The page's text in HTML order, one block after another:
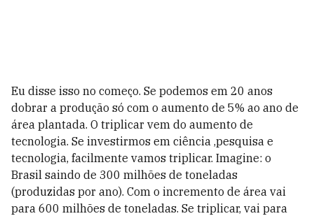
Eu disse isso no começo. Se podemos em 20 anos
dobrar a produção só com o aumento de 5% ao ano de
área plantada. O triplicar vem do aumento de
tecnologia. Se investirmos em ciência ,pesquisa e
tecnologia, facilmente vamos triplicar. Imagine: o
Brasil saindo de 300 milhões de toneladas
(produzidas por ano). Com o incremento de área vai
para 600 milhões de toneladas. Se triplicar, vai para